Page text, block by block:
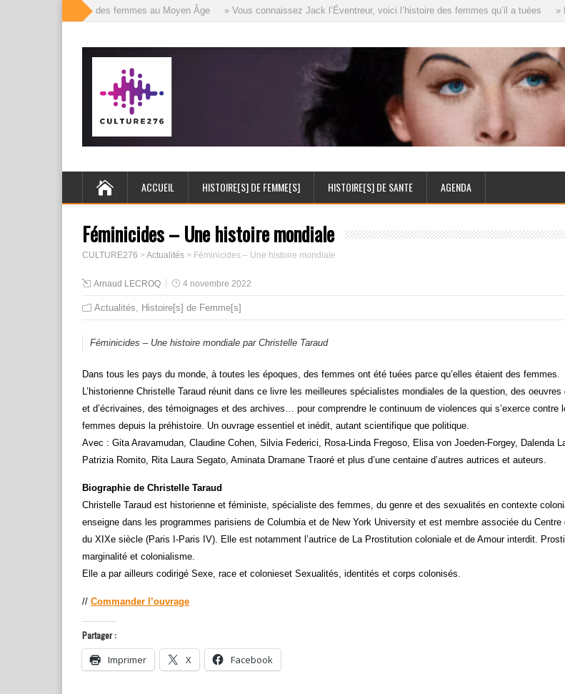
» Les mille visages des femmes au Moyen Âge » Vous connaissez Jack l’Éventreur, voici l’histoire des femmes qu’il a tuées »
ACCUEIL HISTOIRE[S] DE FEMME[S] HISTOIRE[S] DE SANTE AGENDA
Féminicides – Une histoire mondiale
CULTURE276 >Actualités > Féminicides – Une histoire mondiale
Arnaud LECROQ 4 novembre 2022
Actualités, Histoire[s] de Femme[s]
Féminicides – Une histoire mondiale par Christelle Taraud
Dans tous les pays du monde, à toutes les époques, des femmes ont été tuées parce qu’elles étaient des femmes.
L’historienne Christelle Taraud réunit dans ce livre les meilleures spécialistes mondiales de la question, des oeuvres
et d’écrivaines, des témoignages et des archives… pour comprendre le continuum de violences qui s’exerce contre
femmes depuis la préhistoire. Un ouvrage essentiel et inédit, autant scientifique que politique.
Avec : Gita Aravamudan, Claudine Cohen, Silvia Federici, Rosa-Linda Fregoso, Elisa von Joeden-Forgey, Dalenda
Patrizia Romito, Rita Laura Segato, Aminata Dramane Traoré et plus d’une centaine d’autres autrices et auteurs.
Biographie de Christelle Taraud
Christelle Taraud est historienne et féministe, spécialiste des femmes, du genre et des sexualités en contexte
enseigne dans les programmes parisiens de Columbia et de New York University et est membre associée du Centre
du XIXe siècle (Paris I-Paris IV). Elle est notamment l’autrice de La Prostitution coloniale et de Amour interdit.
marginalité et colonialisme.
Elle a par ailleurs codirigé Sexe, race et colonieset Sexualités, identités et corps colonisés.
// Commander l’ouvrage
Partager :
Imprimer X Facebook